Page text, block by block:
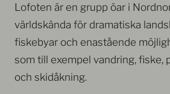
Lofoten är en grupp öar i
världskända för dramatiska
fiskebyar och enastående
som till exempel vandring, fiske,
och skidåkning.